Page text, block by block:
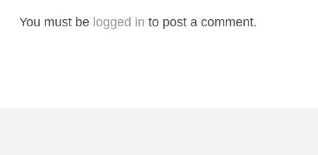
You must be logged in to post a comment.